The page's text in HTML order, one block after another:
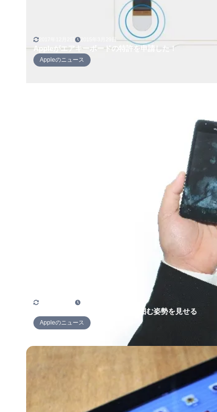
2017年12月2日 2015年3月29日
Appleがエアキーボードの特許を申請した！
Appleのニュース
2017年12月2日 2015年3月18日
AppleがAndroidユーザーを取り囲む姿勢を見せる
Appleのニュース